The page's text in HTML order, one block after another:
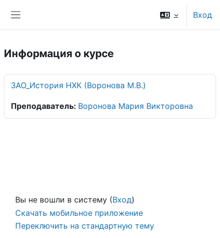
Вход
Информация о курсе
ЗАО_История НХК (Воронова М.В.)
Преподаватель: Воронова Мария Викторовна
Вы не вошли в систему (Вход)
Скачать мобильное приложение
Переключить на стандартную тему